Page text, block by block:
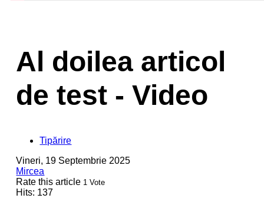
Al doilea articol
de test - Video
Tipărire
Vineri, 19 Septembrie 2025
Mircea
Rate this article 1 Vote
Hits: 137